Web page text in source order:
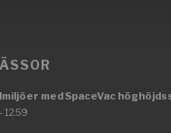
med SpaceVac
12:59